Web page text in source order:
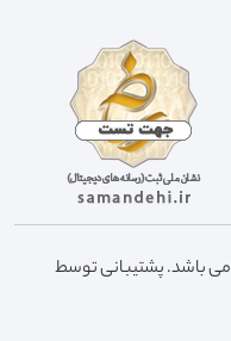
می باشد. پشتیبانی توسط